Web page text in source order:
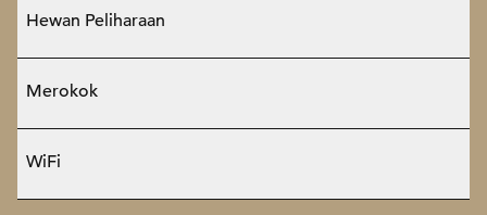
Hewan Peliharaan
Merokok
WiFi